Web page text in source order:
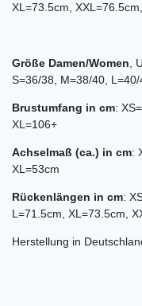
XL=73.5cm,
Größe Damen/Women,
S=36/38, M=38/40,
Brustumfang in cm:
XL=106+
Achselmaß (ca.) in cm:
XL=53cm
Rückenlängen in cm:
L=71.5cm, XL=73.5cm,
Herstellung in